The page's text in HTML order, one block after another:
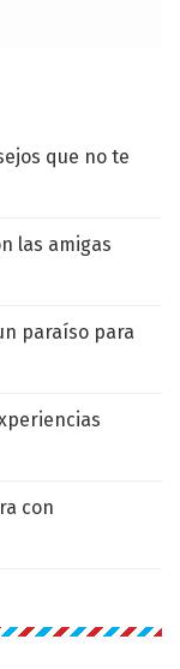
que no te
las amigas
paraíso para
con